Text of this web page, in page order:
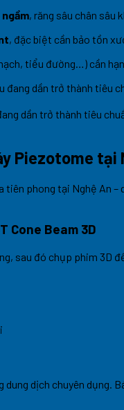
, răng sâu chân sâu
, đặc biệt cần bảo tồn
tiểu đường…) cần
dần trở thành tiêu
Piezotome tại
tiên phong tại Nghệ
Cone Beam 3D
sau đó chụp phim 3D
dịch chuyên dụng.